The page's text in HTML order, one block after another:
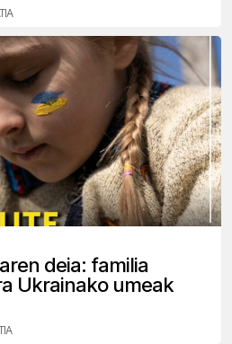
deia: familia
Ukrainako umeak